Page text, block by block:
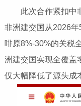
此次合作紧扣中
非洲建交国从2026
啡原8%-30%的关税
洲建交国实现全覆盖
仅大幅降低了源头成